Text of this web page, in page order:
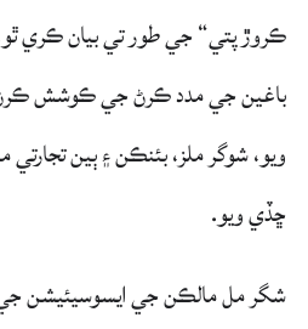
ڪروڙ پتي“ جي طور تي بيان ڪري
باغين جي مدد ڪرڻ جي ڪوشش ڪرڻ
ويو، شوگر ملز، بئنڪن ۽ ٻين
ڇڏي ويو.
شگر مل مالڪن جي ايسوسيئيشن